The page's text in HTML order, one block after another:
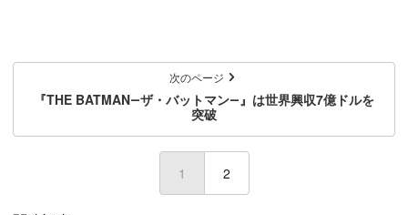
次のページ
『THE BATMAN―ザ・バットマン―』は世界興収7億ドルを
突破
1 (current)
2